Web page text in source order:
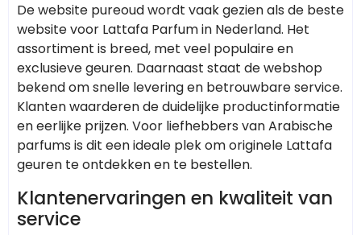
De website pureoud wordt vaak gezien als de beste
website voor Lattafa Parfum in Nederland. Het
assortiment is breed, met veel populaire en
exclusieve geuren. Daarnaast staat de webshop
bekend om snelle levering en betrouwbare service.
Klanten waarderen de duidelijke productinformatie
en eerlijke prijzen. Voor liefhebbers van Arabische
parfums is dit een ideale plek om originele Lattafa
geuren te ontdekken en te bestellen.
Klantenervaringen en kwaliteit van
service